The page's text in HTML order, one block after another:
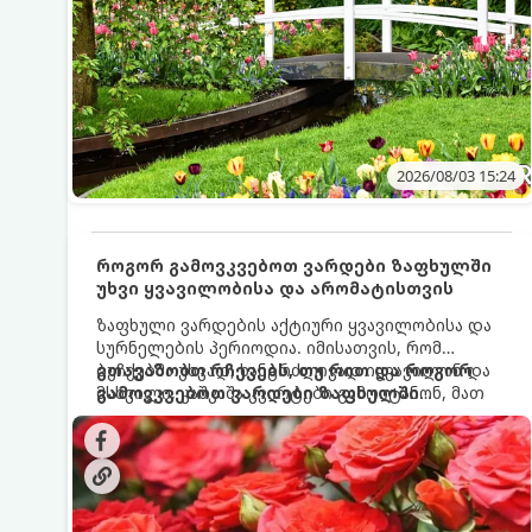
2026/08/03 15:24
როგორ გამოვკვებოთ ვარდები ზაფხულში
უხვი ყვავილობისა და არომატისთვის
ზაფხული ვარდების აქტიური ყვავილობისა და
სურნელების პერიოდია. იმისათვის, რომ
ბუჩქებმა უხვად, ხანგრძლივად იყვავილონ და
მსხვილი, კაშკაშა კვირტები გამოიტანონ, მათ
რეგულარული და სწორი გამოკვება
სჭირდებათ. ზაფხულის პერიოდში მცენარის
მოთხოვნილებები იცვლება, ამიტომ
მნიშვნელოვანია ვიცოდეთ, რომელი სასუქები
გამოიყენება ამ დროს.
გთავაზობთ რჩევებს, თუ რით და როგორ
გამოვკვებოთ ვარდები ზაფხულში
საუკეთესო შედეგის მისაღწევად: